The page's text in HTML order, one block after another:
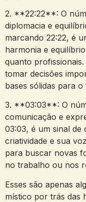
2. **22:22**: O
diplomacia e
marcando 22:22, é
harmonia e
quanto
tomar decisões
bases sólidas para
3. **03:03**: O
comunicação e
03:03, é um sinal de
criatividade e sua
para buscar novas
no trabalho ou nos
Esses são apenas
místico por trás das